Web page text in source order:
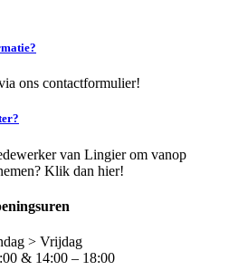
ons contactformulier!
van Lingier om vanop
Klik dan hier!
> Vrijdag
& 14:00 – 18:00